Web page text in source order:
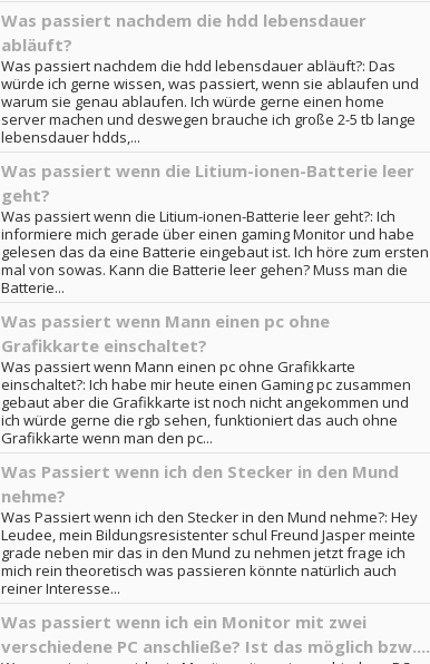
Was passiert nachdem die hdd lebensdauer
abläuft?
Was passiert nachdem die hdd lebensdauer abläuft?: Das
würde ich gerne wissen, was passiert, wenn sie ablaufen und
warum sie genau ablaufen. Ich würde gerne einen home
server machen und deswegen brauche ich große 2-5 tb lange
lebensdauer hdds,...
Was passiert wenn die Litium-ionen-Batterie leer
geht?
Was passiert wenn die Litium-ionen-Batterie leer geht?: Ich
informiere mich gerade über einen gaming Monitor und habe
gelesen das da eine Batterie eingebaut ist. Ich höre zum ersten
mal von sowas. Kann die Batterie leer gehen? Muss man die
Batterie...
Was passiert wenn Mann einen pc ohne
Grafikkarte einschaltet?
Was passiert wenn Mann einen pc ohne Grafikkarte
einschaltet?: Ich habe mir heute einen Gaming pc zusammen
gebaut aber die Grafikkarte ist noch nicht angekommen und
ich würde gerne die rgb sehen, funktioniert das auch ohne
Grafikkarte wenn man den pc...
Was Passiert wenn ich den Stecker in den Mund
nehme?
Was Passiert wenn ich den Stecker in den Mund nehme?: Hey
Leudee, mein Bildungsresistenter schul Freund Jasper meinte
grade neben mir das in den Mund zu nehmen jetzt frage ich
mich rein theoretisch was passieren könnte natürlich auch
reiner Interesse...
Was passiert wenn ich ein Monitor mit zwei
verschiedene PC anschließe? Ist das möglich bzw....